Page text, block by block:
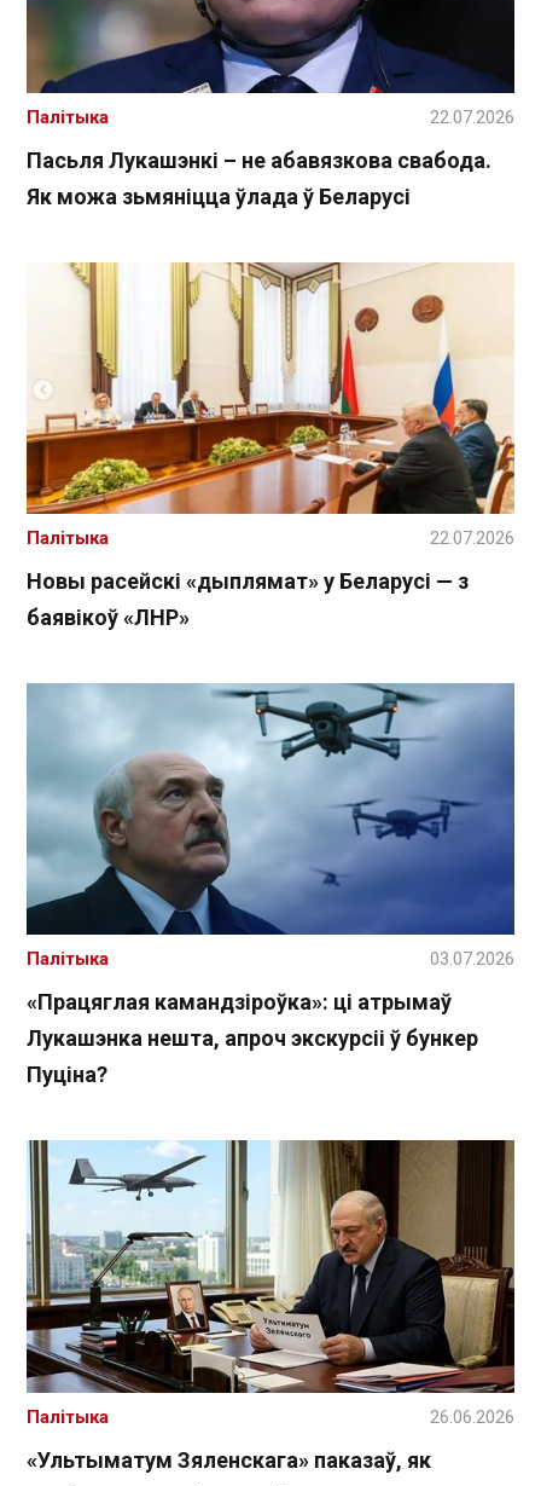
Пасьля Лукашэнкі – не абавязкова свабода.
Як можа зьмяніцца ўлада ў Беларусі
Палітыка 22.07.2026
Новы расейскі «дыплямат» у Беларусі — з
баявікоў «ЛНР»
Палітыка 22.07.2026
«Працяглая камандзіроўка»: ці атрымаў
Лукашэнка нешта, апроч экскурсіі ў бункер
Пуціна?
Палітыка 03.07.2026
«Ультыматум Зяленскага» паказаў, як
Палітыка 26.06.2026